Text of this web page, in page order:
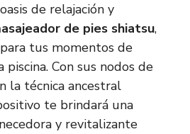
de relajación y
de pies shiatsu,
tus momentos de
piscina. Con sus nodos de
la técnica ancestral
te brindará una
y revitalizante